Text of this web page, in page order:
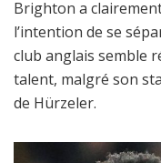
Brighton a
l’intention de se
club anglais semble
talent, malgré son
de Hürzeler.